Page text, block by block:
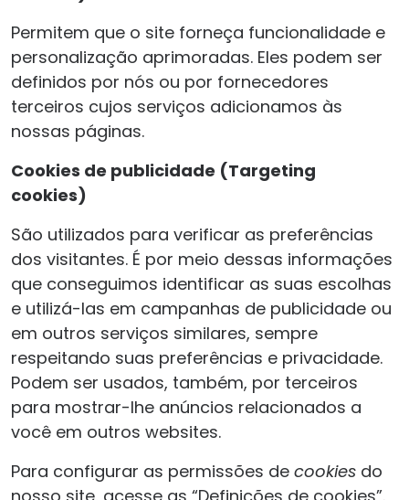
Permitem que o site forneça funcionalidade e
personalização aprimoradas. Eles podem ser
definidos por nós ou por fornecedores
terceiros cujos serviços adicionamos às
nossas páginas.
Cookies de publicidade (Targeting
cookies)
São utilizados para verificar as preferências
dos visitantes. É por meio dessas informações
que conseguimos identificar as suas escolhas
e utilizá-las em campanhas de publicidade ou
em outros serviços similares, sempre
respeitando suas preferências e privacidade.
Podem ser usados, também, por terceiros
para mostrar-lhe anúncios relacionados a
você em outros websites.
Para configurar as permissões de cookies do